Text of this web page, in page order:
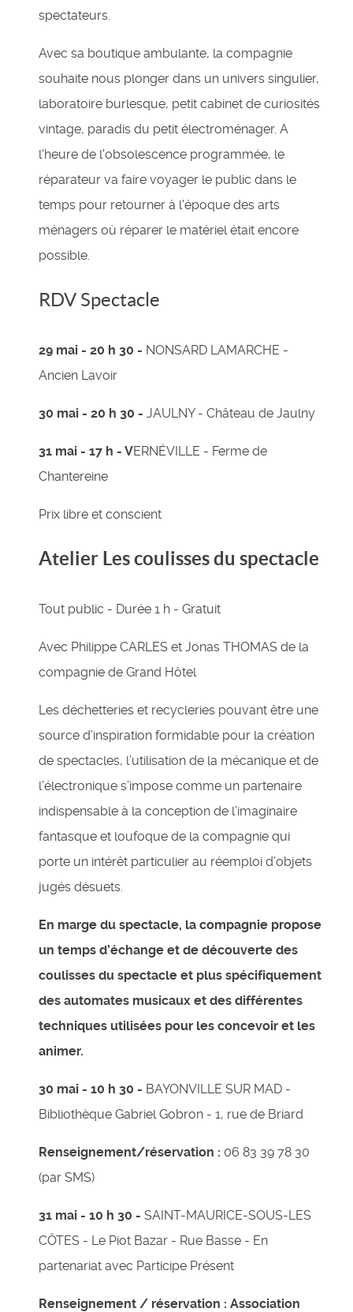
spectateurs.
Avec sa boutique ambulante, la compagnie
souhaite nous plonger dans un univers singulier,
laboratoire burlesque, petit cabinet de curiosités
vintage, paradis du petit électroménager. A
l'heure de l'obsolescence programmée, le
réparateur va faire voyager le public dans le
temps pour retourner à l'époque des arts
ménagers où réparer le matériel était encore
possible.
RDV Spectacle
29 mai - 20 h 30 - NONSARD LAMARCHE -
Ancien Lavoir
30 mai - 20 h 30 - JAULNY - Château de Jaulny
31 mai - 17 h - VERNÉVILLE - Ferme de
Chantereine
Prix libre et conscient
Atelier Les coulisses du spectacle
Tout public - Durée 1 h - Gratuit
Avec Philippe CARLES et Jonas THOMAS de la
compagnie de Grand Hôtel
Les déchetteries et recycleries pouvant être une
source d’inspiration formidable pour la création
de spectacles, l’utilisation de la mécanique et de
l’électronique s’impose comme un partenaire
indispensable à la conception de l’imaginaire
fantasque et loufoque de la compagnie qui
porte un intérêt particulier au réemploi d’objets
jugés désuets.
En marge du spectacle, la compagnie propose
un temps d’échange et de découverte des
coulisses du spectacle et plus spécifiquement
des automates musicaux et des différentes
techniques utilisées pour les concevoir et les
animer.
30 mai - 10 h 30 - BAYONVILLE SUR MAD -
Bibliothèque Gabriel Gobron - 1, rue de Briard
Renseignement/réservation : 06 83 39 78 30
(par SMS)
31 mai - 10 h 30 - SAINT-MAURICE-SOUS-LES
CÔTES - Le Piot Bazar - Rue Basse - En
partenariat avec Participe Présent
Renseignement / réservation : Association